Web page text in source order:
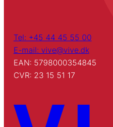
Tel: +45 44 45 55 00
E-mail: vive@vive.dk
EAN: 5798000354845
CVR: 23 15 51 17